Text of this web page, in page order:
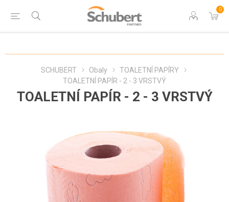
0
SCHUBERT Obaly
TOALETNÍ PAPÍRY
TOALETNÍ PAPÍR - 2 - 3 VRSTVÝ
TOALETNÍ PAPÍR - 2 - 3 VRSTVÝ